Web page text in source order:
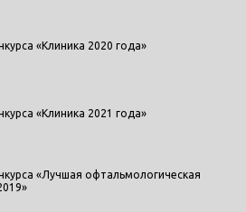
«Клиника 2020 года»
«Клиника 2021 года»
«Лучшая офтальмологическая